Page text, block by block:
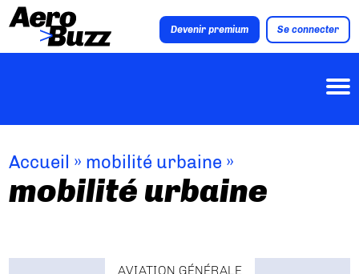
Devenir premium Se connecter
Accueil » mobilité urbaine »
mobilité urbaine
AVIATION GÉNÉRALE